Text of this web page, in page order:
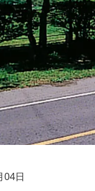
04日